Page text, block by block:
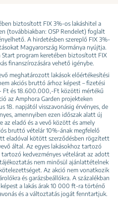
biztosított FIX 3%-os lakáshitel a
(továbbiakban: OSP Rendelet) foglalt
A hirdetésben szereplő FIX 3%-
Magyarország Kormánya nyújtja.
Start program keretében biztosított FIX
finanszírozására vehető igénybe.
meghatározott lakások előértékesítési
akciós bruttó árhoz képest – fizetési
Ft és 18.600.000,-Ft közötti mértékű
az Amphora Garden projekteken
18. napjától visszavonásig érvényes, de
amennyiben ezen időszak alatt új
az eladó és a vevő között és amely
bruttó vételár 10%-ának megfelelő
eladóval kötött szerződésben rögzített
által. Az egyes lakásokhoz tartozó
kedvezményes vételárat az adott
nem minősül ajánlattételnek
Az akció nem vonatkozik
és garázsbeállókra. A százalékban
a lakás árak 10 000 ft-ra történő
és a változtatás jogát fenntartjuk.